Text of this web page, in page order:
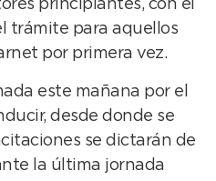
principiantes, con el
trámite para aquellos
por primera vez.
este mañana por el
desde donde se
se dictarán de
la última jornada